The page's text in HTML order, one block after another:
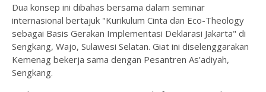
Dua konsep ini dibahas bersama dalam seminar
internasional bertajuk "Kurikulum Cinta dan Eco-Theology
sebagai Basis Gerakan Implementasi Deklarasi Jakarta" di
Sengkang, Wajo, Sulawesi Selatan. Giat ini diselenggarakan
Kemenag bekerja sama dengan Pesantren As’adiyah,
Sengkang.